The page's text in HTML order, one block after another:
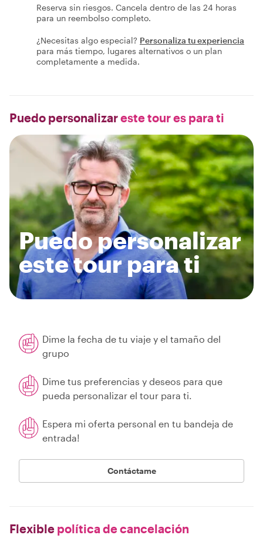
Reserva sin riesgos. Cancela dentro de las 24 horas
para un reembolso completo.
¿Necesitas algo especial? Personaliza tu experiencia
para más tiempo, lugares alternativos o un plan
completamente a medida.
Puedo personalizareste tour es para ti
Puedo personalizar
este tour para ti
Dime la fecha de tu viaje y el tamaño del
grupo
Dime tus preferencias y deseos para que
pueda personalizar el tour para ti.
Espera mi oferta personal en tu bandeja de
entrada!
Contáctame
Flexible política de cancelación